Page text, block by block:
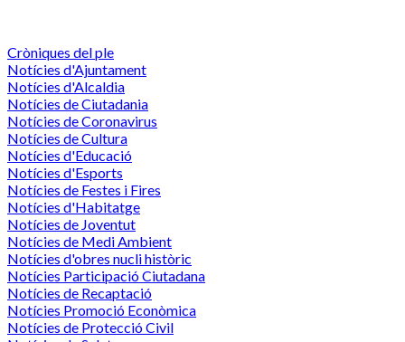
Cròniques del ple
Notícies d'Ajuntament
Notícies d'Alcaldia
Notícies de Ciutadania
Notícies de Coronavirus
Notícies de Cultura
Notícies d'Educació
Notícies d'Esports
Notícies de Festes i Fires
Notícies d'Habitatge
Notícies de Joventut
Notícies de Medi Ambient
Notícies d'obres nucli històric
Notícies Participació Ciutadana
Notícies de Recaptació
Notícies Promoció Econòmica
Notícies de Protecció Civil